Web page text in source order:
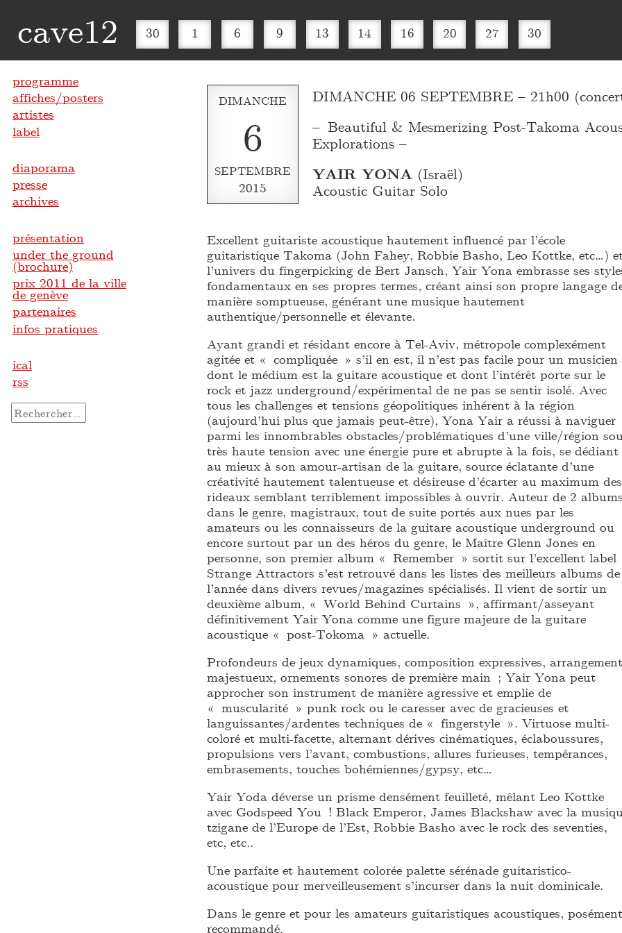
cave12 30 1 6 9 13 14 16 20 27 30
DIMANCHE
6
SEPTEMBRE
2015
DIMANCHE 06 SEPTEMBRE – 21h00
– Beautiful & Mesmerizing Post-Takoma
Explorations –
YAIR YONA (Israël)
Acoustic Guitar Solo
Excellent guitariste acoustique hautement influencé par l’école
guitaristique Takoma (John Fahey, Robbie Basho, Leo Kottke, etc…)
l’univers du fingerpicking de Bert Jansch, Yair Yona embrasse ses
fondamentaux en ses propres termes, créant ainsi son propre langage
manière somptueuse, générant une musique hautement
authentique/personnelle et élevante.
Ayant grandi et résidant encore à Tel-Aviv, métropole complexément
agitée et « compliquée » s’il en est, il n’est pas facile pour un musicien
dont le médium est la guitare acoustique et dont l’intérêt porte sur le
rock et jazz underground/expérimental de ne pas se sentir isolé. Avec
tous les challenges et tensions géopolitiques inhérent à la région
(aujourd’hui plus que jamais peut-être), Yona Yair a réussi à naviguer
parmi les innombrables obstacles/problématiques d’une ville/région
très haute tension avec une énergie pure et abrupte à la fois, se dédiant
au mieux à son amour-artisan de la guitare, source éclatante d’une
créativité hautement talentueuse et désireuse d’écarter au maximum des
rideaux semblant terriblement impossibles à ouvrir. Auteur de 2
dans le genre, magistraux, tout de suite portés aux nues par les
amateurs ou les connaisseurs de la guitare acoustique underground ou
encore surtout par un des héros du genre, le Maître Glenn Jones en
personne, son premier album « Remember » sortit sur l’excellent label
Strange Attractors s’est retrouvé dans les listes des meilleurs albums de
l’année dans divers revues/magazines spécialisés. Il vient de sortir un
deuxième album, « World Behind Curtains », affirmant/asseyant
définitivement Yair Yona comme une figure majeure de la guitare
acoustique « post-Tokoma » actuelle.
Profondeurs de jeux dynamiques, composition expressives,
majestueux, ornements sonores de première main ; Yair Yona peut
approcher son instrument de manière agressive et emplie de
« muscularité » punk rock ou le caresser avec de gracieuses et
languissantes/ardentes techniques de « fingerstyle ». Virtuose multi-
coloré et multi-facette, alternant dérives cinématiques, éclaboussures,
propulsions vers l’avant, combustions, allures furieuses, tempérances,
embrasements, touches bohémiennes/gypsy, etc…
Yair Yoda déverse un prisme densément feuilleté, mêlant Leo Kottke
avec Godspeed You ! Black Emperor, James Blackshaw avec la
tzigane de l’Europe de l’Est, Robbie Basho avec le rock des seventies,
etc, etc..
Une parfaite et hautement colorée palette sérénade guitaristico-
acoustique pour merveilleusement s’incurser dans la nuit dominicale.
Dans le genre et pour les amateurs guitaristiques acoustiques, posément
recommandé.
programme
affiches/posters
artistes
label
diaporama
presse
archives
présentation
under the ground
(brochure)
prix 2011 de la ville
de genève
partenaires
infos pratiques
ical
rss
Rechercher :